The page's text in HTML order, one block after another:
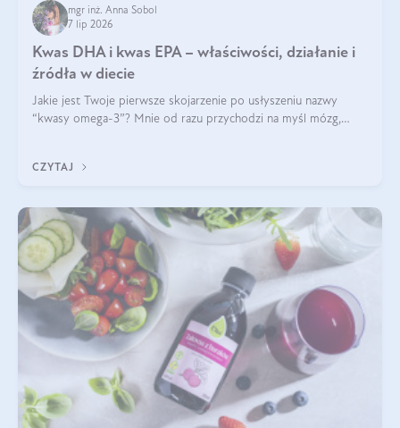
mgr inż. Anna Sobol
7 lip 2026
Kwas DHA i kwas EPA – właściwości, działanie i
źródła w diecie
Jakie jest Twoje pierwsze skojarzenie po usłyszeniu nazwy
“kwasy omega-3”? Mnie od razu przychodzi na myśl mózg,
EPA.
CZYTAJ